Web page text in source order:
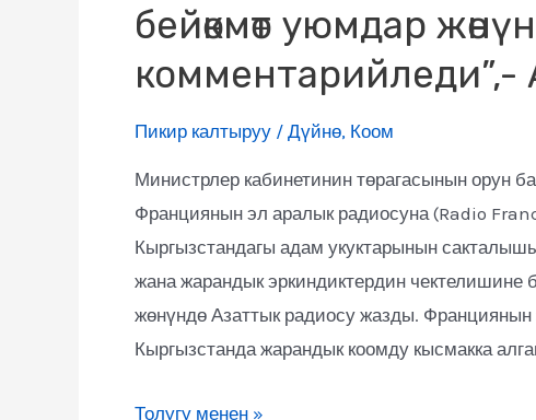
бейөкмөт уюмдар
комментарийледи”,-
Пикир калтыруу / Дүйнө, Коом
Министрлер кабинетинин төрагасынын орун
Франциянын эл аралык радиосуна (Radio
Кыргызстандагы адам укуктарынын
жана жарандык эркиндиктердин
жөнүндө Азаттык радиосу жазды.
Кыргызстанда жарандык коомду кысмакка
Толугу менен »